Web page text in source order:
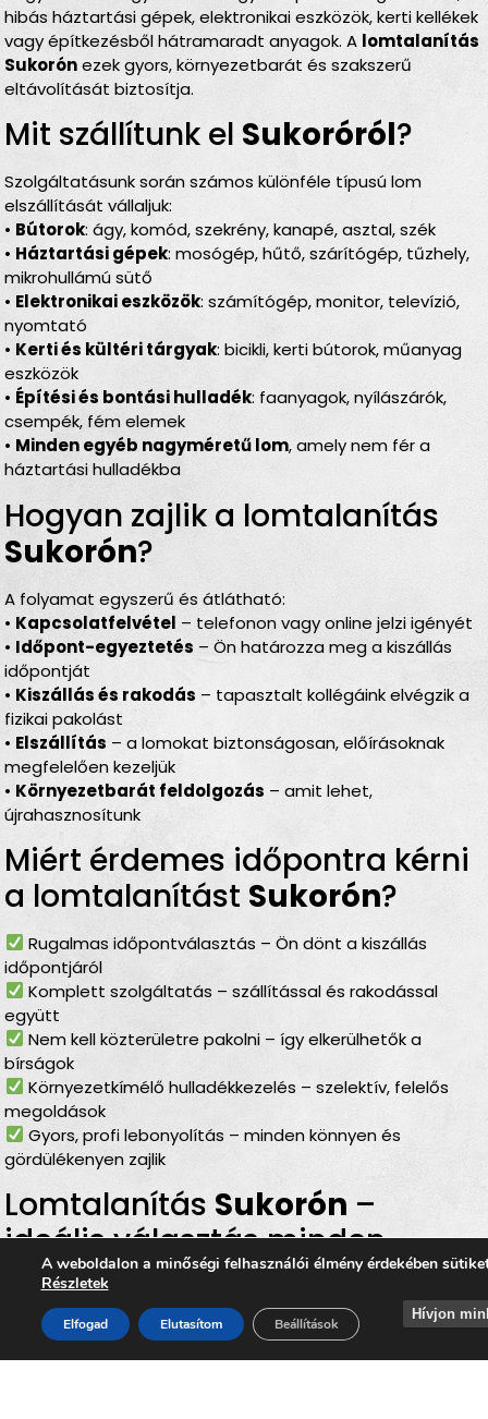
hibás háztartási gépek, elektronikai eszközök, kerti kellékek
vagy építkezésből hátramaradt anyagok. A lomtalanítás
Sukorónezek gyors, környezetbarát és szakszerű
eltávolítását biztosítja.
Mit szállítunk el Sukoróról?
Szolgáltatásunk során számos különféle típusú lom
elszállítását vállaljuk:
• Bútorok: ágy, komód, szekrény, kanapé, asztal, szék
• Háztartási gépek: mosógép, hűtő, szárítógép, tűzhely,
mikrohullámú sütő
• Elektronikai eszközök: számítógép, monitor, televízió,
nyomtató
• Kerti és kültéri tárgyak: bicikli, kerti bútorok, műanyag
eszközök
• Építési és bontási hulladék: faanyagok, nyílászárók,
csempék, fém elemek
• Minden egyéb nagyméretű lom, amely nem fér a
háztartási hulladékba
Hogyan zajlik a lomtalanítás
Sukorón?
A folyamat egyszerű és átlátható:
• Kapcsolatfelvétel – telefonon vagy online jelzi igényét
• Időpont-egyeztetés – Ön határozza meg a kiszállás
időpontját
• Kiszállás és rakodás – tapasztalt kollégáink elvégzik a
fizikai pakolást
• Elszállítás – a lomokat biztonságosan, előírásoknak
megfelelően kezeljük
• Környezetbarát feldolgozás – amit lehet,
újrahasznosítunk
Miért érdemes időpontra kérni
a lomtalanítást Sukorón?
Rugalmas időpontválasztás – Ön dönt a kiszállás
időpontjáról
Komplett szolgáltatás – szállítással és rakodással
együtt
Nem kell közterületre pakolni – így elkerülhetők a
bírságok
Környezetkímélő hulladékkezelés – szelektív, felelős
megoldások
Gyors, profi lebonyolítás – minden könnyen és
gördülékenyen zajlik
Lomtalanítás Sukorón –
ideális választás minden
helyzetben
Akár lakásfelújításról, költözésről, garázs- vagy
melléképület kiürítéséről, padlás- vagy
A weboldalon a minőségi felhasználói élmény érdekében
Részletek
Elfogad Elutasítom Beállítások
Hívjon